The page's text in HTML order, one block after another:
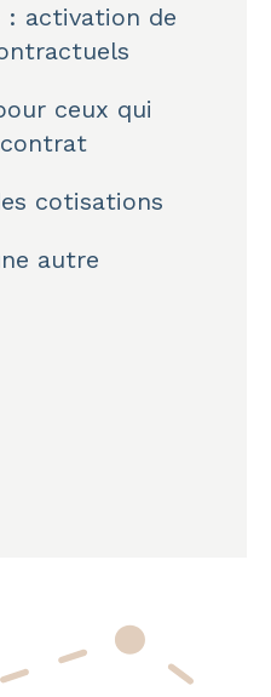
activation de
ceux qui
cotisations
autre